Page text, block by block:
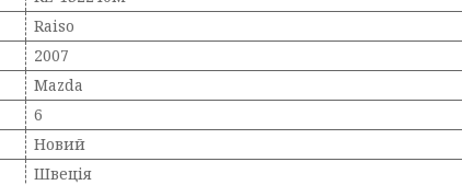
Raiso
2007
Mazda
6
Новий
Швеція